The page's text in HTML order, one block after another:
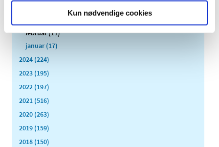
Kun nødvendige cookies
februar (11)
januar (17)
2024 (224)
2023 (195)
2022 (197)
2021 (516)
2020 (263)
2019 (159)
2018 (150)